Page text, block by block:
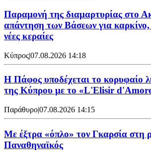
Παραμονή της διαμαρτυρίας στο
απάντηση των Βάσεων για καρκίνο,
νέες κεραίες
Κύπρος|07.08.2026 14:18
Η Πάφος υποδέχεται το κορυφαίο
της Κύπρου με το «L'Elisir
Παράθυρο|07.08.2026 14:15
Mε έξτρα «όπλο» τον Γκαρσία στη
Παναθηναϊκός